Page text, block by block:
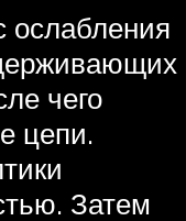
ослабления
чего
цепи.
Затем